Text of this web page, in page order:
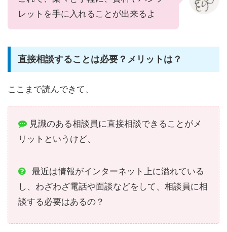
レットを手に入れることが出来るよ
直接相談することは必要？メリットは？
ここまで読んできて、
見識のある相談員に直接相談できることがメ
リット というけど、
最近は情報がインターネット上に溢れている
し、わざわざ電話や面談などをして、相談員に相
談する必要はあるの？